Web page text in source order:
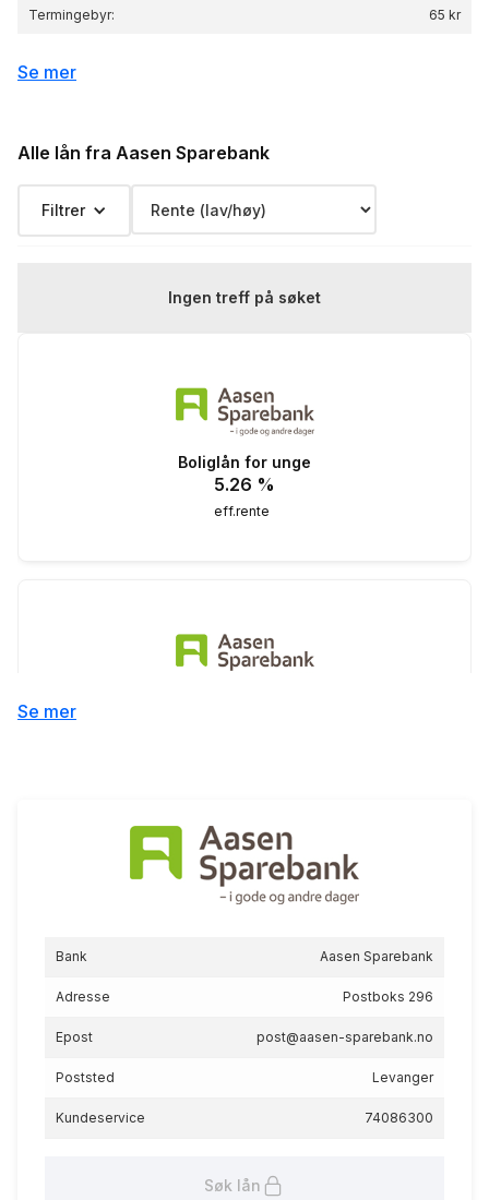
Termingebyr: 65 kr
Se mer
Alle lån fra Aasen Sparebank
Filtrer
Ingen treff på søket
Boliglån for unge
5.26 %
eff.rente
Grønt boliglån for unge
Se mer
Bank Aasen Sparebank
Adresse Postboks 296
Epost post@aasen-sparebank.no
Poststed Levanger
Kundeservice 74086300
Søk lån